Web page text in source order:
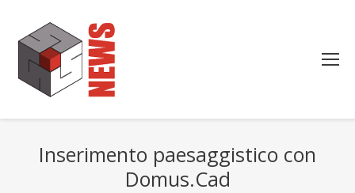
Inserimento paesaggistico con
Domus.Cad